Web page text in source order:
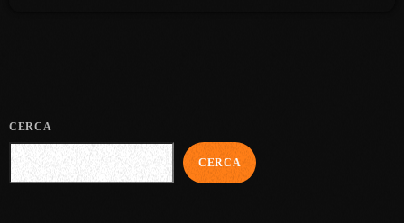
CERCA
CERCA